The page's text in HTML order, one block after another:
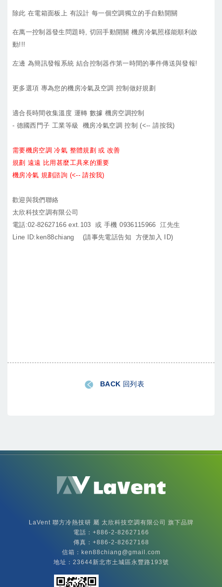
除此 在電箱面板上 有設計 每一個空調獨立的手自動開關
在萬一控制器發生問題時, 切回手動開關 機房冷氣照樣能順利啟
動!!!
左邊 為簡訊發報系統 結合控制器作第一時間的事件傳送與發報!
更多選項 專為您的機房冷氣及空調 控制做好規劃
適合長時間收集溫度 運轉 數據 機房空調控制
- 德國西門子 工業等級 機房冷氣空調 控制 (<-- 請按我)
需要機房空調 冷氣 整體規劃 或 改善
規劃 遠遠 比用甚麼工具來的重要
機房冷氣 規劃諮詢 (<-- 請按我)
歡迎與我們聯絡
太欣科技空調有限公司
電話:02-82627166 ext.103 或 手機 0936115966 江先生
Line ID:ken88chiang (請事先電話告知 方便加入 ID)
BACK 回列表
LaVent 聯方冷熱技研 屬 太欣科技空調有限公司 旗下品牌
電話：+886-2-82627166
傳真：+886-2-82627168
信箱： ken88chiang@gmail.com
地址：23644新北市土城區永豐路193號